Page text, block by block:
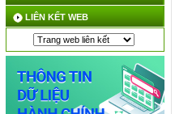
LIÊN KẾT WEB